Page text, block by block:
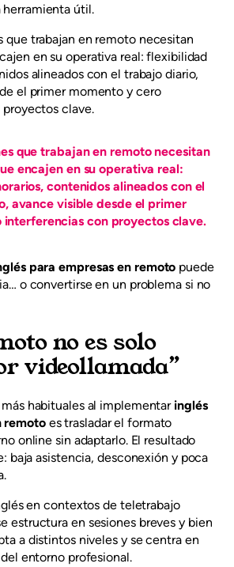
herramienta útil.
que trabajan en remoto necesitan
en su operativa real: flexibilidad
alineados con el trabajo diario,
el primer momento y cero
clave.
que trabajan en remoto necesitan
encajen en su operativa real:
contenidos alineados con el
avance visible desde el primer
interferencias con proyectos clave.
para empresas en remoto puede
o convertirse en un problema si no
no es solo
videollamada”
habituales al implementar inglés
remotoes trasladar el formato
online sin adaptarlo. El resultado
baja asistencia, desconexión y poca
en contextos de teletrabajo
estructura en sesiones breves y bien
a distintos niveles y se centra en
entorno profesional.